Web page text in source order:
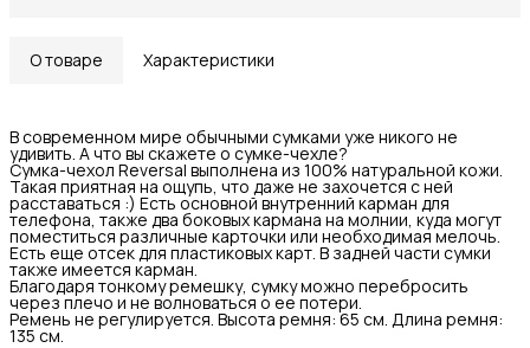
О товаре Характеристики
В современном мире обычными сумками уже никого не
удивить. А что вы скажете о сумке-чехле?
Сумка-чехол Reversal выполнена из 100% натуральной кожи.
Такая приятная на ощупь, что даже не захочется с ней
расставаться :) Есть основной внутренний карман для
телефона, также два боковых кармана на молнии, куда могут
поместиться различные карточки или необходимая мелочь.
Есть еще отсек для пластиковых карт. В задней части сумки
также имеется карман.
Благодаря тонкому ремешку, сумку можно перебросить
через плечо и не волноваться о ее потери.
Ремень не регулируется. Высота ремня: 65 см. Длина ремня:
135 см.